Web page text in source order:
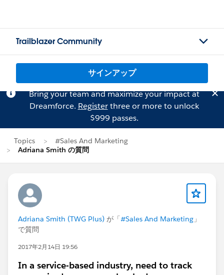
Trailblazer Community
サインアップ
Bring your team and maximize your impact at
Dreamforce. Registerthree or more to unlock
$999 passes.
Topics
#Sales And Marketing
Adriana Smith の質問
Adriana Smith (TWG Plus) が「#Sales And Marketing 」
で質問
2017年2月14日 19:56
In a service-based industry, need to track